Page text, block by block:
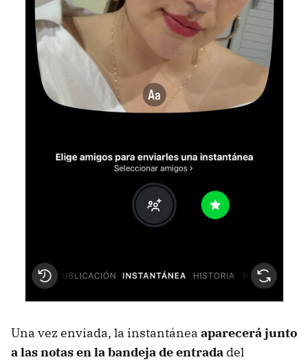
Una vez enviada, la instantánea aparecerá junto
a las notas en la bandeja de entrada del